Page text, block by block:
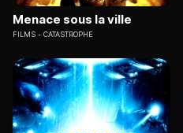
Menace sous la ville
FILMS CATASTROPHE